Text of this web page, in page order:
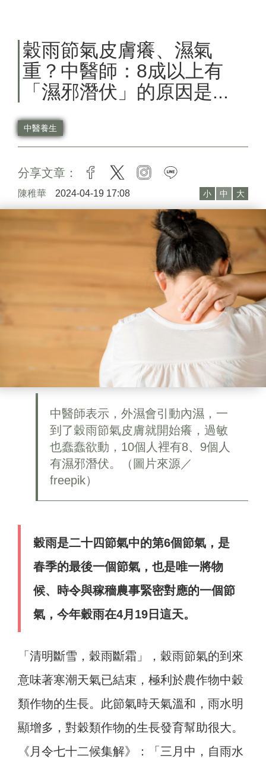
穀雨節氣皮膚癢、濕氣
重？中醫師：8成以上有
「濕邪潛伏」的原因是...
中醫養生
分享文章： facebook
twitter instagram
陳稚華 2024-04-19 17:08 小 中 大
中醫師表示，外濕會引動內濕，一
到了穀雨節氣皮膚就開始癢，過敏
也蠢蠢欲動，10個人裡有8、9個人
有濕邪潛伏。（圖片來源／
freepik）
穀雨是二十四節氣中的第6個節氣，是
春季的最後一個節氣，也是唯一將物
候、時令與稼穡農事緊密對應的一個節
氣，今年穀雨在4月19日這天。
「清明斷雪，穀雨斷霜」，穀雨節氣的到來
意味著寒潮天氣已結束，極利於農作物中穀
類作物的生長。此節氣時天氣溫和，雨水明
顯增多，對穀類作物的生長發育幫助很大。
《月令七十二候集解》：「三月中，自雨水